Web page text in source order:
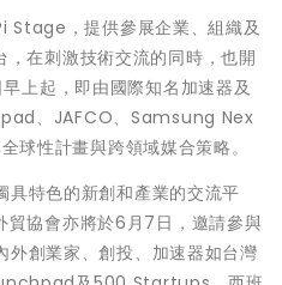
Stage，提供參展企業、組織及
在刺激技術交流的同時，也開
上起，即由國際知名加速器及
、JAFCO、Samsung Nex
性計畫與跨領域媒合策略。
特色的新創和產業的交流平
貿協會亦將於6月7日，邀請參與
創業家、創投、加速器如台灣